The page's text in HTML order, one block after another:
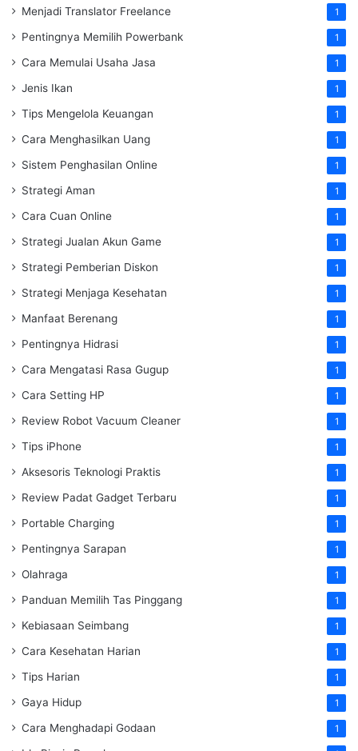
Menjadi Translator Freelance 1
Pentingnya Memilih Powerbank 1
Cara Memulai Usaha Jasa 1
Jenis Ikan 1
Tips Mengelola Keuangan 1
Cara Menghasilkan Uang 1
Sistem Penghasilan Online 1
Strategi Aman 1
Cara Cuan Online 1
Strategi Jualan Akun Game 1
Strategi Pemberian Diskon 1
Strategi Menjaga Kesehatan 1
Manfaat Berenang 1
Pentingnya Hidrasi 1
Cara Mengatasi Rasa Gugup 1
Cara Setting HP 1
Review Robot Vacuum Cleaner 1
Tips iPhone 1
Aksesoris Teknologi Praktis 1
Review Padat Gadget Terbaru 1
Portable Charging 1
Pentingnya Sarapan 1
Olahraga 1
Panduan Memilih Tas Pinggang 1
Kebiasaan Seimbang 1
Cara Kesehatan Harian 1
Tips Harian 1
Gaya Hidup 1
Cara Menghadapi Godaan 1